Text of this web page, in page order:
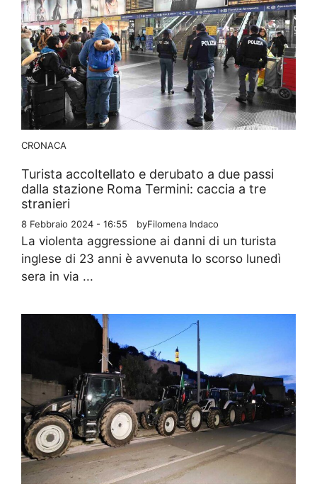
CRONACA
Turista accoltellato e derubato a due passi
dalla stazione Roma Termini: caccia a tre
stranieri
8 Febbraio 2024 - 16:55 byFilomena Indaco
La violenta aggressione ai danni di un turista
inglese di 23 anni è avvenuta lo scorso lunedì
sera in via ...